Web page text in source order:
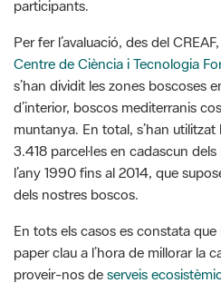
s’han dividit les zones boscoses
d’interior, boscos mediterranis
muntanya. En total, s’han
3.418 parcel·les en cadascun dels
l’any 1990 fins al 2014, que
dels nostres boscos.
En tots els casos es constata que
paper clau a l’hora de millorar la
Menys capacitat d’embornal
La capacitat dels boscos de